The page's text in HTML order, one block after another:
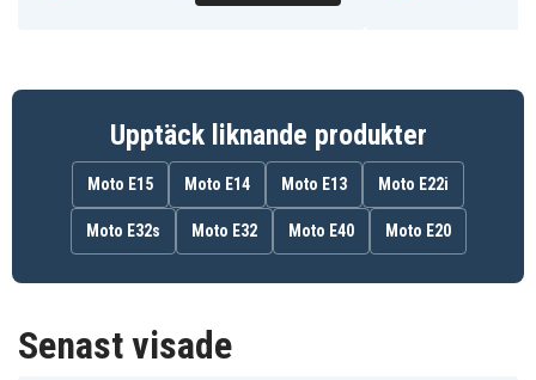
Upptäck liknande produkter
Moto E15 Moto E14 Moto E13 Moto E22i
Moto E32s Moto E32 Moto E40 Moto E20
Senast visade